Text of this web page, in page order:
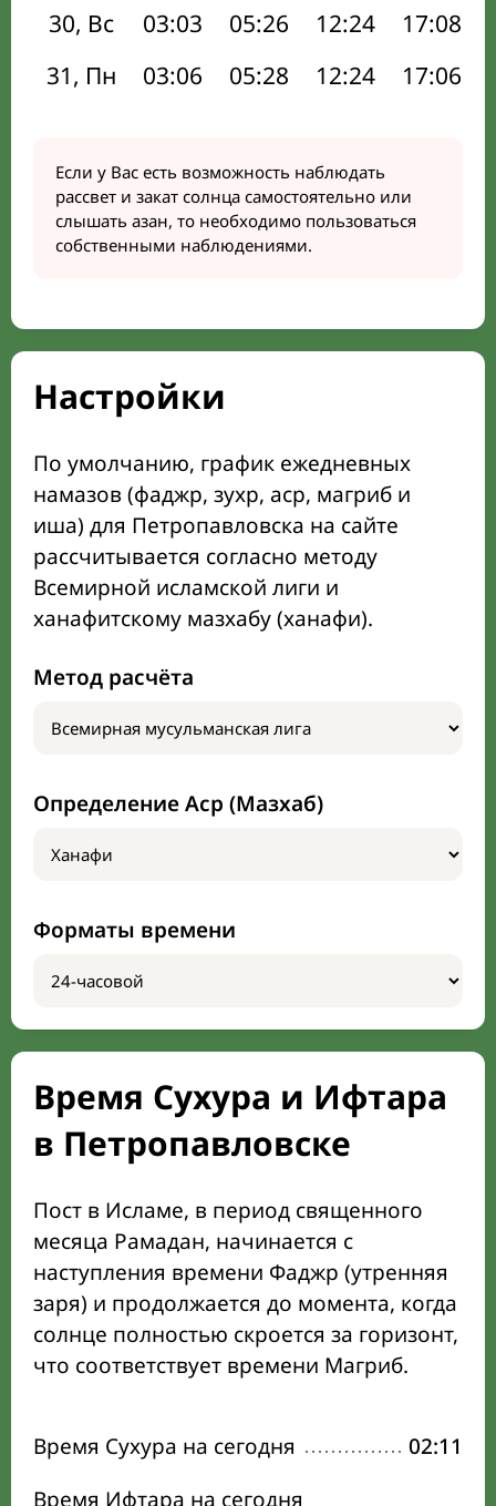
30, Вс
03:03 05:26 12:24 17:08
31, Пн
03:06 05:28 12:24 17:06
Если у Вас есть возможность наблюдать
рассвет и закат солнца самостоятельно или
слышать азан, то необходимо пользоваться
собственными наблюдениями.
Настройки
По умолчанию, график ежедневных
намазов (фаджр, зухр, аср, магриб и
иша) для Петропавловска на сайте
рассчитывается согласно методу
Всемирной исламской лиги и
ханафитскому мазхабу (ханафи).
Метод расчёта
Определение Аср (Мазхаб)
Форматы времени
Время Сухура и Ифтара
в Петропавловске
Пост в Исламе, в период священного
месяца Рамадан, начинается с
наступления времени Фаджр (утренняя
заря) и продолжается до момента, когда
солнце полностью скроется за горизонт,
что соответствует времени Магриб.
Время Сухура на сегодня
02:11
Время Ифтара на сегодня